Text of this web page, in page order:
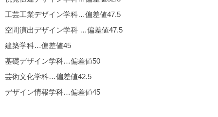
工芸工業デザイン学科…偏差値47.5
空間演出デザイン学科 …偏差値47.5
建築学科…偏差値45
基礎デザイン学科…偏差値50
芸術文化学科…偏差値42.5
デザイン情報学科…偏差値45